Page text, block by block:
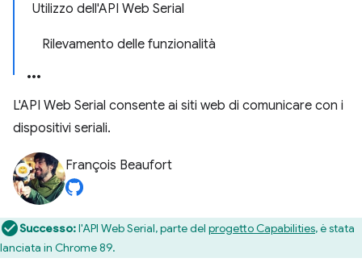
Utilizzo dell'API Web Serial
Rilevamento delle funzionalità
L'API Web Serial consente ai siti web di comunicare con i
dispositivi seriali.
François Beaufort
Successo:l'API Web Serial, parte del progetto Capabilities, è stata
lanciata in Chrome 89.